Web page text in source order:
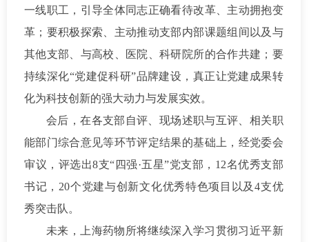
一线职工，引导全体同志正确看待改革、主动拥抱变
革；要积极探索、主动推动支部内部课题组间以及与
其他支部、与高校、医院、科研院所的合作共建；要
持续深化“党建促科研”品牌建设，真正让党建成果转
化为科技创新的强大动力与发展实效。
会后，在各支部自评、现场述职与互评、相关职
能部门综合意见等环节评定结果的基础上，经党委会
审议，评选出8支“四强·五星”党支部， 1 2名优秀支部
书记， 20个党建与创新文化优秀特色项目 以及4支优
秀突击队。
未来，上海药物所将继续深入学习贯彻习近平新